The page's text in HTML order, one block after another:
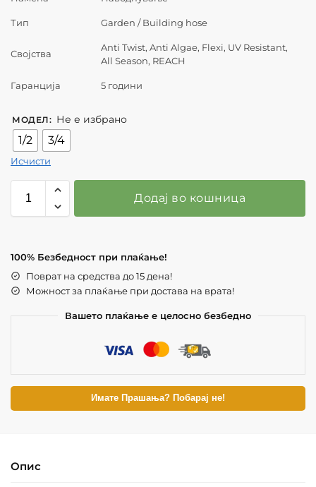
Тип Garden / Building hose
Својства
Anti Twist, Anti Algae, Flexi, UV Resistant,
All Season, REACH
Гаранција 5 години
МОДЕЛ: Не е избрано
1/2 3/4
Исчисти
Додај во кошница
100% Безбедност при плаќање!
Поврат на средства до 15 дена!
Можност за плаќање при достава на врата!
Вашето плаќање е целосно безбедно
Имате Прашања? Побарај не!
Опис